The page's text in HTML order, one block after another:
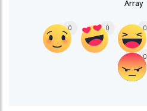
Array
0 0 0
0